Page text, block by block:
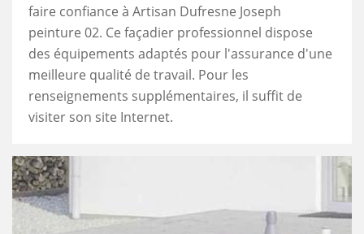
faire confiance à Artisan Dufresne Joseph
peinture 02. Ce façadier professionnel dispose
des équipements adaptés pour l'assurance d'une
meilleure qualité de travail. Pour les
renseignements supplémentaires, il suffit de
visiter son site Internet.